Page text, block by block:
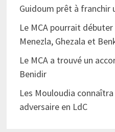
Guidoum prêt à franchir
Le MCA pourrait
Menezla, Ghezala et
Le MCA a trouvé un
Benidir
Les Mouloudia
adversaire en LdC